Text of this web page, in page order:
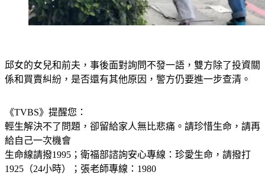
邱女的女兒和前夫，事後面對詢問不發一語，雙方除了投資關
係和買賣糾紛，是否還有其他原因，警方仍要進一步查清。
《TVBS》提醒您：
輕生解決不了問題，卻留給家人無比悲痛。請珍惜生命，請再
給自己一次機會
生命線請撥1995；衛福部諮詢安心專線：珍愛生命，請撥打
1925（24小時）；張老師專線：1980